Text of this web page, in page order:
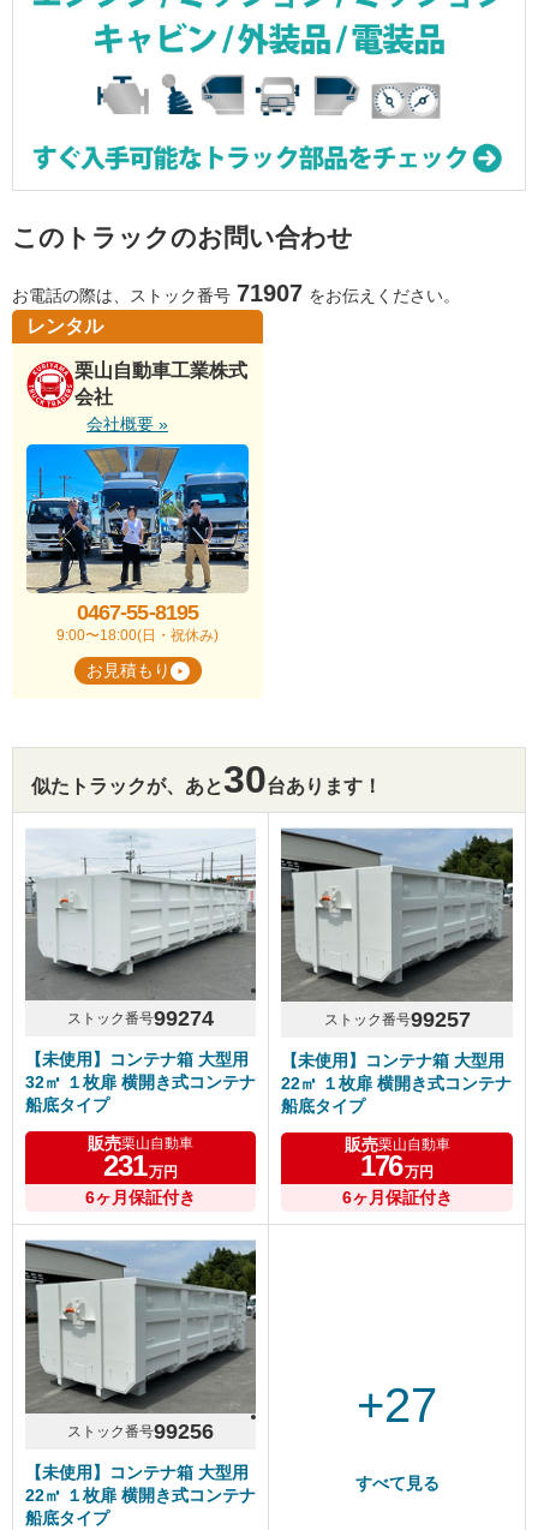
このトラックのお問い合わせ
お電話の際は、ストック番号 71907 をお伝えください。
レンタル
栗山自動車工業株式
会社
会社概要 »
0467-55-8195
9:00〜18:00(日・祝休み)
お見積もり
似たトラックが、あと30台あります！
ストック番号99274
【未使用】コンテナ箱 大型用
32㎥ １枚扉 横開き式コンテナ
船底タイプ
販売栗山自動車
231万円
6ヶ月保証付き
ストック番号99257
【未使用】コンテナ箱 大型用
22㎥ １枚扉 横開き式コンテナ
船底タイプ
販売栗山自動車
176万円
6ヶ月保証付き
ストック番号99256
【未使用】コンテナ箱 大型用
22㎥ １枚扉 横開き式コンテナ
船底タイプ
+27
すべて見る